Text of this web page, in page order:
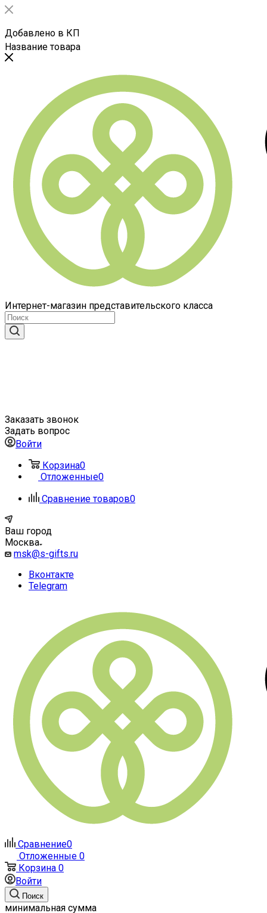
Добавлено в КП
Название товара
Интернет-магазин представительского класса
Заказать звонок
Задать вопрос
Войти
Корзина0
Отложенные0
Сравнение товаров0
Ваш город
Москва
msk@s-gifts.ru
Вконтакте
Telegram
Сравнение0
Отложенные 0
Корзина 0
Войти
Поиск
минимальная сумма